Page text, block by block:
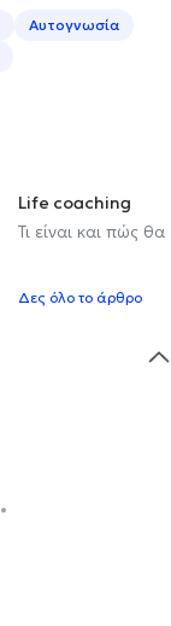
Αυτογνωσία
Life coaching
Τι είναι και πώς
Δες όλο το άρθρο